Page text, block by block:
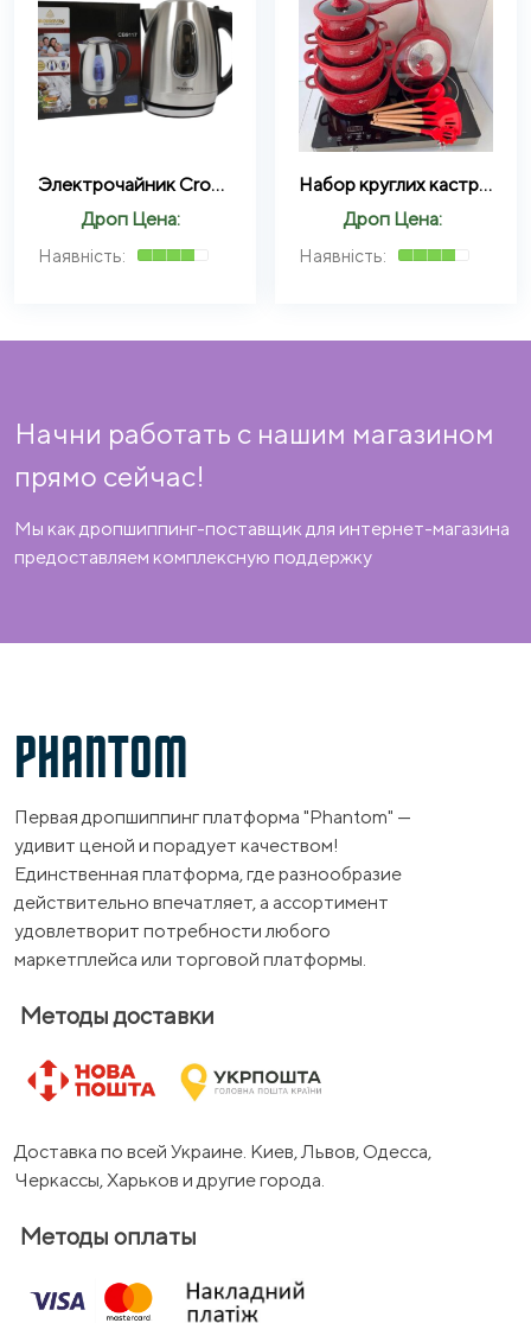
Электрочайник Crownberg Cb 9117 из нержавеющей стали 2000 Вт Серебристый
Дроп Цена:
Набор круглих кастрюль + силиконовые принадлежности Higher Kitchen НК-316 (Красный, Черный) 17 предметов
Дроп Цена:
Начни работать с нашим магазином
прямо сейчас!
Мы как дропшиппинг-поставщик для интернет-магазина
предоставляем комплексную поддержку
PHANTOM
Первая дропшиппинг платформа "Phantom" —
удивит ценой и порадует качеством!
Единственная платформа, где разнообразие
действительно впечатляет, а ассортимент
удовлетворит потребности любого
маркетплейса или торговой платформы.
Методы доставки
Доставка по всей Украине. Киев, Львов, Одесса,
Черкассы, Харьков и другие города.
Методы оплаты